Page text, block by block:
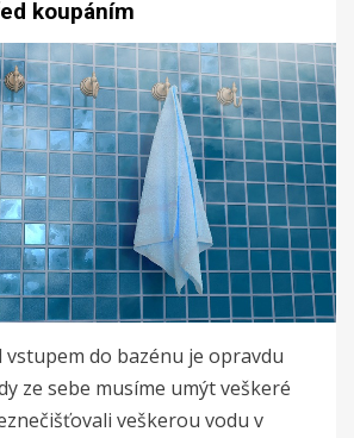
koupáním
do bazénu je opravdu
ze sebe musíme umýt veškeré
veškerou vodu v